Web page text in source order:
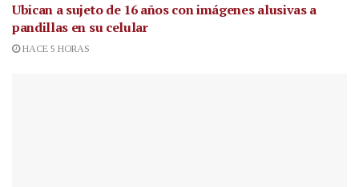
Ubican a sujeto de 16 años con imágenes alusivas a
pandillas en su celular
HACE 5 HORAS